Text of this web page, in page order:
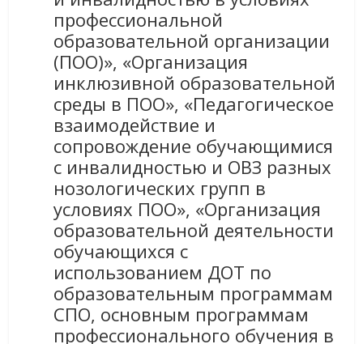
профессиональной
образовательной организации
(ПОО)», «Организация
инклюзивной образовательной
среды в ПОО», «Педагогическое
взаимодействие и
сопровождение обучающимися
с инвалидностью и ОВЗ разных
нозологических групп в
условиях ПОО», «Организация
образовательной деятельности
обучающихся с
использованием ДОТ по
образовательным программам
СПО, основным программам
профессионального обучения в